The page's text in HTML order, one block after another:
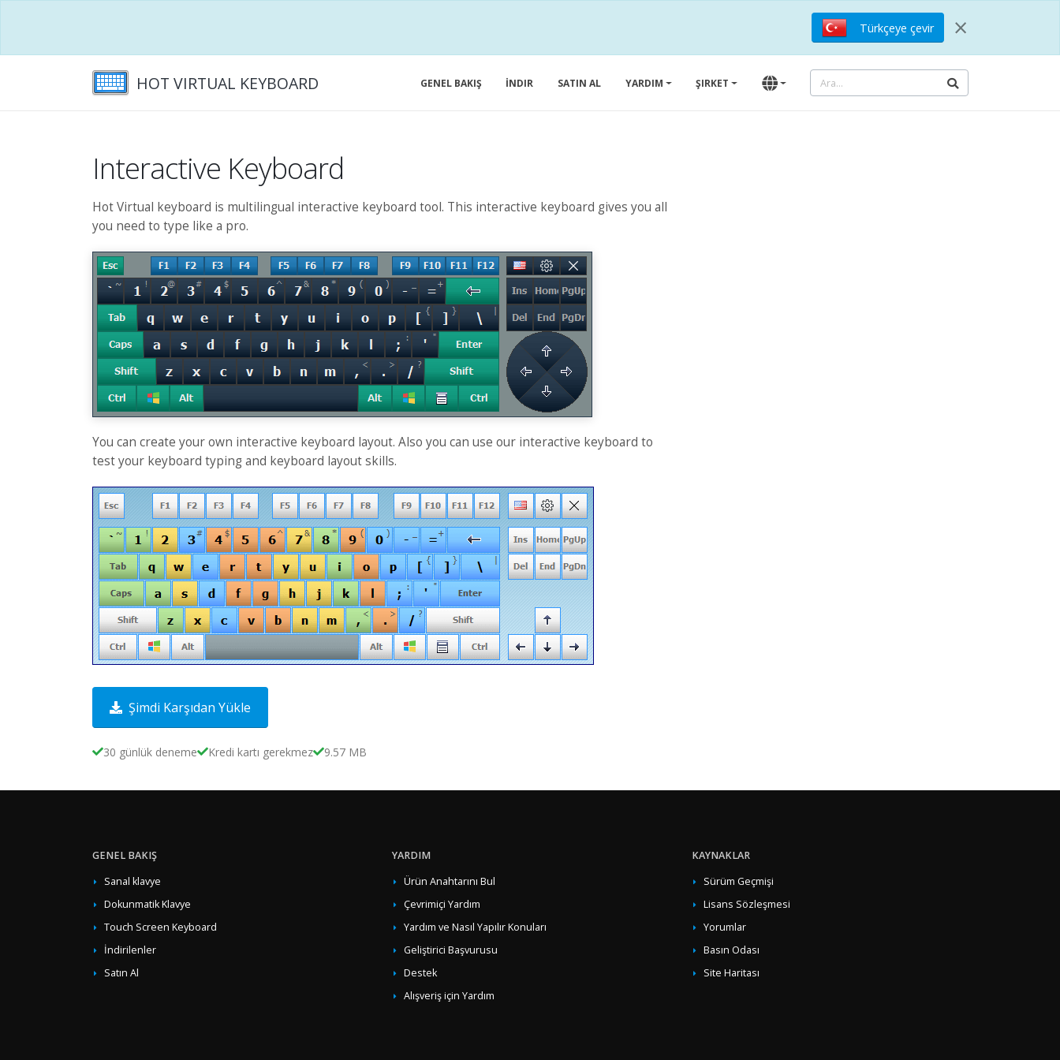
Türkçeye çevir ×
HOT VIRTUAL KEYBOARD GENEL BAKIŞ İNDIR SATIN AL YARDIM ŞIRKET
Interactive Keyboard
Hot Virtual keyboard is multilingual interactive keyboard tool. This interactive keyboard gives you all
you need to type like a pro.
You can create your own interactive keyboard layout. Also you can use our interactive keyboard to
test your keyboard typing and keyboard layout skills.
Şimdi Karşıdan Yükle
30 günlük deneme Kredi kartı gerekmez 9.57 MB
GENEL BAKIŞ
Sanal klavye
Dokunmatik Klavye
Touch Screen Keyboard
İndirilenler
Satın Al
YARDIM
Ürün Anahtarını Bul
Çevrimiçi Yardım
Yardım ve Nasıl Yapılır Konuları
Geliştirici Başvurusu
Destek
Alışveriş için Yardım
KAYNAKLAR
Sürüm Geçmişi
Lisans Sözleşmesi
Yorumlar
Basın Odası
Site Haritası